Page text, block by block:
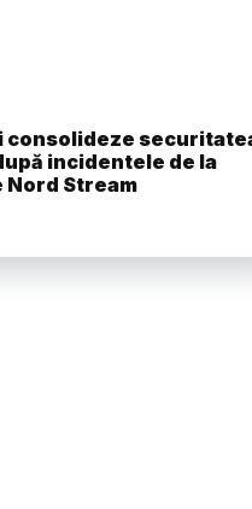
consolideze
incidentele de la
Stream